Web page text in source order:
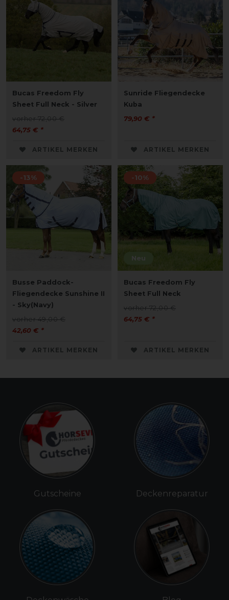
Bucas Freedom Fly
Sheet Full Neck - Silver
vorher 72,00 €
64,75 € *
ARTIKEL MERKEN
Sunride Fliegendecke
Kuba
79,90 € *
ARTIKEL MERKEN
-13%
Busse Paddock-
Fliegendecke Sunshine II
- Sky(Navy)
vorher 49,00 €
42,60 € *
ARTIKEL MERKEN
Neu
-10%
Bucas Freedom Fly
Sheet Full Neck
vorher 72,00 €
64,75 € *
ARTIKEL MERKEN
Gutscheine Deckenreparatur